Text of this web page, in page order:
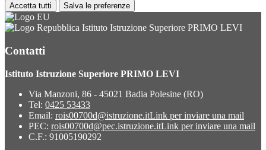
Accetta tutti Salva le preferenze
Istituto Istruzione Superiore PRIMO LEVI
Contatti
Istituto Istruzione Superiore PRIMO LEVI
Via Manzoni, 86 - 45021 Badia Polesine (RO)
Tel: 0425 53433
Email: rois00700d@istruzione.itLink per inviare una mail
PEC: rois00700d@pec.istruzione.itLink per inviare una mail
C.F.: 91005190292